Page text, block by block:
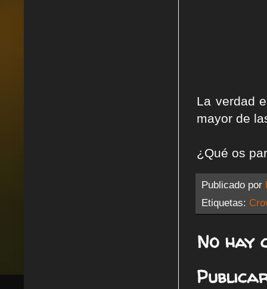
La verdad
mayor de
¿Qué os
Publicado por
Etiquetas:
No hay